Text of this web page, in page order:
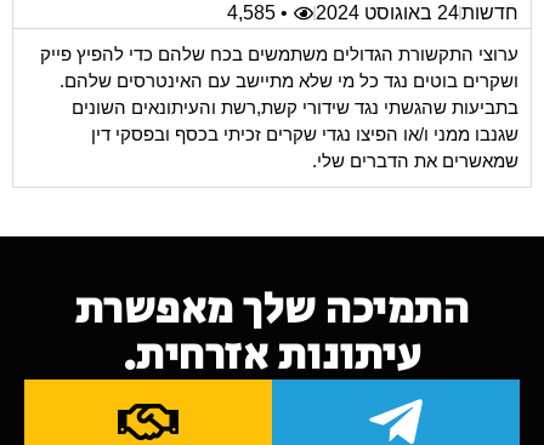
חדשות24 באוגוסט 2024
• 4,585
ערוצי התקשורת הגדולים משתמשים בכח שלהם כדי להפיץ פייק
ושקרים בוטים נגד כל מי שלא מתיישב עם האינטרסים שלהם.
בתביעות שהגשתי נגד שידורי קשת,רשת והעיתונאים השונים
שגנבו ממני ו/או הפיצו נגדי שקרים זכיתי בכסף ובפסקי דין
שמאשרים את הדברים שלי.
התמיכה שלך מאפשרת
עיתונות אזרחית.